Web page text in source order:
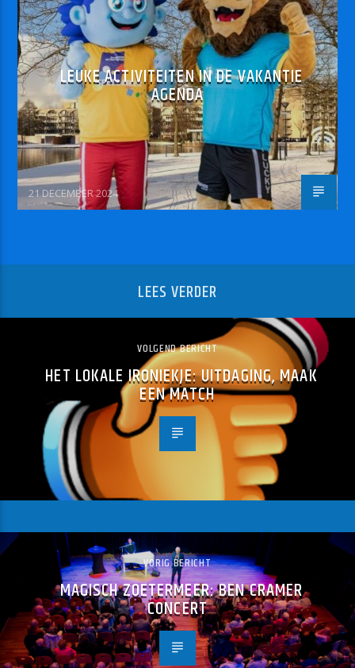
LEUKE ACTIVITEITEN IN DE VAKANTIE
AGENDA
21 DECEMBER 2024
LEES VERDER
VOLGEND BERICHT
HET LOKALE IRONIEKJE: UITDAGING, MAAK
EEN MATCH
VORIG BERICHT
MAGISCH ZOETERMEER: BEN CRAMER
CONCERT